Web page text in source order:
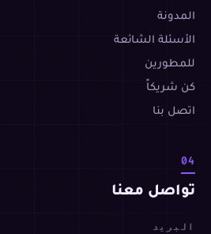
المدونة
الأسئلة الشائعة
للمطورين
كن شريكاً
اتصل بنا
04
تواصل معنا
البريد